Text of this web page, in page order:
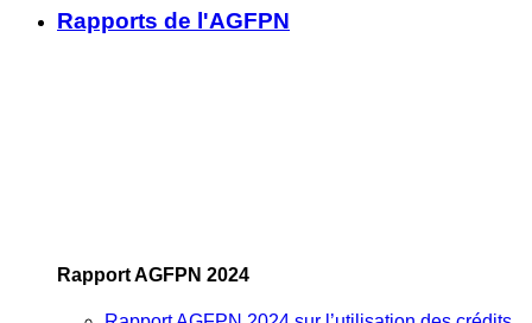
Rapports de l'AGFPN
Rapport AGFPN 2024